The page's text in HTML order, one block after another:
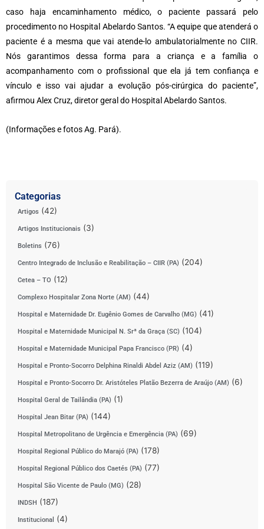
caso haja encaminhamento médico, o paciente passará pelo
procedimento no Hospital Abelardo Santos. “A equipe que atenderá o
paciente é a mesma que vai atende-lo ambulatorialmente no CIIR.
Nós garantimos dessa forma para a criança e a família o
acompanhamento com o profissional que ela já tem confiança e
vínculo e isso vai ajudar a evolução pós-cirúrgica do paciente”,
afirmou Alex Cruz, diretor geral do Hospital Abelardo Santos.
(Informações e fotos Ag. Pará).
Categorias
Artigos (42)
Artigos Institucionais (3)
Boletins (76)
Centro Integrado de Inclusão e Reabilitação – CIIR (PA) (204)
Cetea – TO (12)
Complexo Hospitalar Zona Norte (AM) (44)
Hospital e Maternidade Dr. Eugênio Gomes de Carvalho (MG) (41)
Hospital e Maternidade Municipal N. Srª da Graça (SC) (104)
Hospital e Maternidade Municipal Papa Francisco (PR) (4)
Hospital e Pronto-Socorro Delphina Rinaldi Abdel Aziz (AM) (119)
Hospital e Pronto-Socorro Dr. Aristóteles Platão Bezerra de Araújo (AM) (6)
Hospital Geral de Tailândia (PA) (1)
Hospital Jean Bitar (PA) (144)
Hospital Metropolitano de Urgência e Emergência (PA) (69)
Hospital Regional Público do Marajó (PA) (178)
Hospital Regional Público dos Caetés (PA) (77)
Hospital São Vicente de Paulo (MG) (28)
INDSH (187)
Institucional (4)